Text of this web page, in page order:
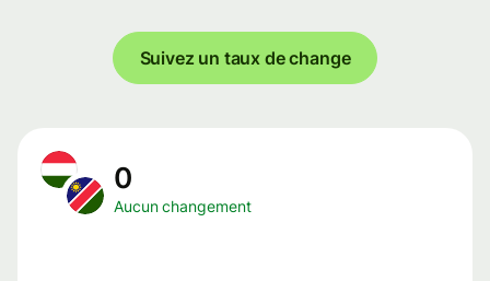
Suivez un taux de change
0
Aucun changement